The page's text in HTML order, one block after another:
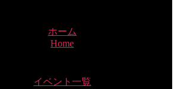
ホーム
Home
イベント一覧